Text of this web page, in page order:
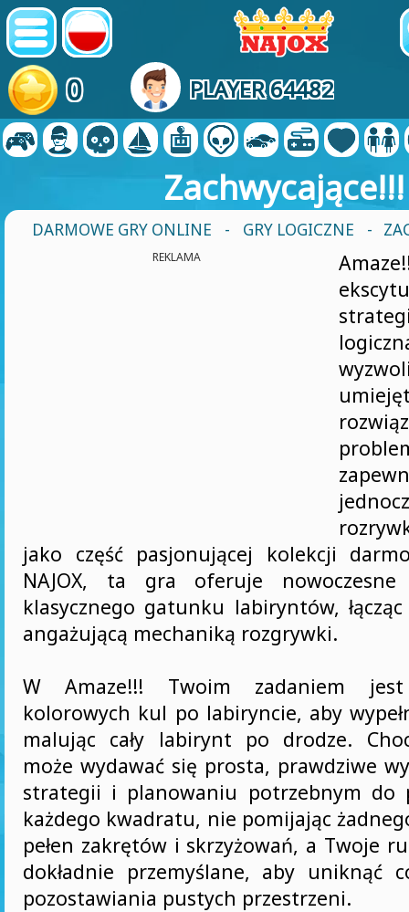
0 PLAYER 64482
Zachwycające!!!
DARMOWE GRY ONLINE - GRY LOGICZNE -
REKLAMA
jako część pasjonującej kolekcji
NAJOX, ta gra oferuje
klasycznego gatunku labiryntów,
angażującą mechaniką rozgrywki.
W Amaze!!! Twoim zadaniem jest
kolorowych kul po labiryncie, aby
malując cały labirynt po drodze.
może wydawać się prosta, prawdziwe
strategii i planowaniu potrzebnym do
każdego kwadratu, nie pomijając
pełen zakrętów i skrzyżowań, a Twoje
dokładnie przemyślane, aby uniknąć
pozostawiania pustych przestrzeni.